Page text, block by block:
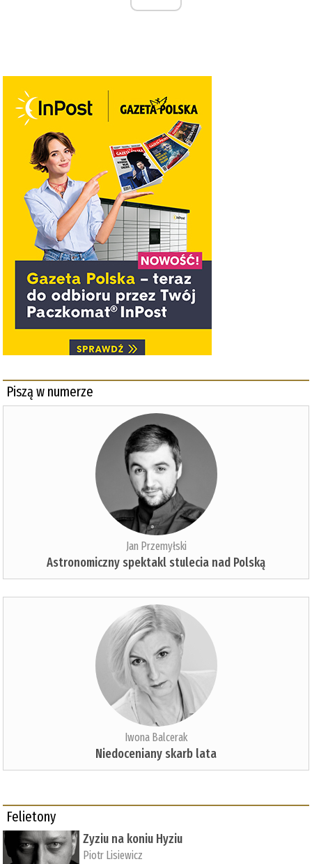
Piszą w numerze
Jan Przemyłski
Astronomiczny spektakl stulecia nad Polską
Iwona Balcerak
Niedoceniany skarb lata
Felietony
Zyziu na koniu Hyziu
Piotr Lisiewicz